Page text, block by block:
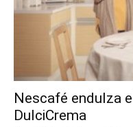
Nescafé endulza
DulciCrema